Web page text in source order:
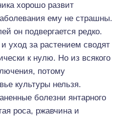
хорошо развит
ему не страшны.
он подвергается редко.
уход за растением сводят
к нулю. Но из всякого
потому
культуры нельзя.
болезни янтарного
роса, ржавчина и